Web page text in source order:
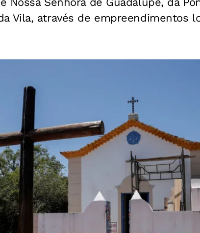
Vila, através de empreendimentos